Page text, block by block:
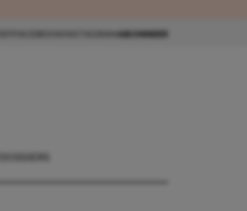
ABONNEER